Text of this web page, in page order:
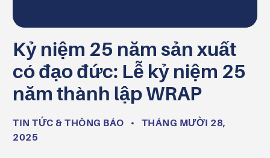
Kỷ niệm 25 năm sản xuất
có đạo đức: Lễ kỷ niệm 25
năm thành lập WRAP
TIN TỨC & THÔNG BÁO •
THÁNG MƯỜI 28,
2025